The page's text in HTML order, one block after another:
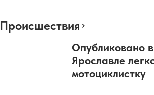
Происшествия
Опубликовано
Ярославле
мотоциклистку